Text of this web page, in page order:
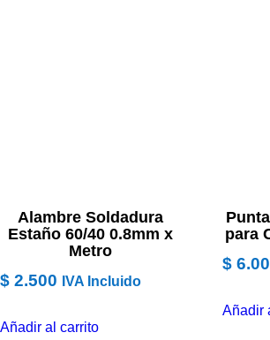
Alambre Soldadura
Estaño 60/40 0.8mm x
Metro
$ 2.500 IVA Incluido
Añadir al carrito
para
$
Añadir